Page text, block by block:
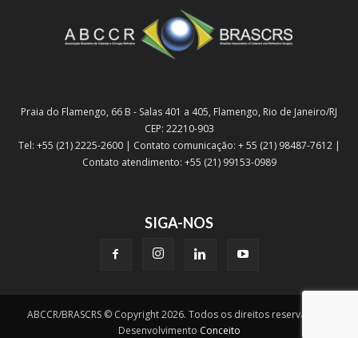
Praia do Flamengo, 66 B - Salas 401 a 405, Flamengo, Rio de Janeiro/RJ
CEP: 22210-903
Tel: +55 (21) 2225-2600 | Contato comunicação: + 55 (21) 98487-7612 |
Contato atendimento: +55 (21) 99153-0989
SIGA-NOS
ABCCR/BRASCRS © Copyright 2026. Todos os direitos reservados |
Desenvolvimento Conceito